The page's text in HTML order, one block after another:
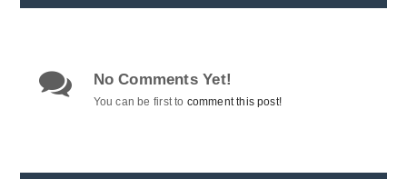
No Comments Yet!
You can be first to comment this post!